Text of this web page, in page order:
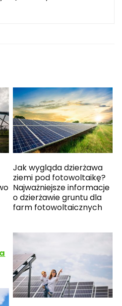
Jak wygląda dzierżawa
ziemi pod fotowoltaikę?
Najważniejsze informacje
o dzierżawie gruntu dla
farm fotowoltaicznych